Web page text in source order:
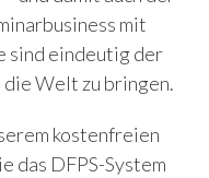
mit
sind eindeutig der
Welt zu bringen.
kostenfreien
das DFPS-System